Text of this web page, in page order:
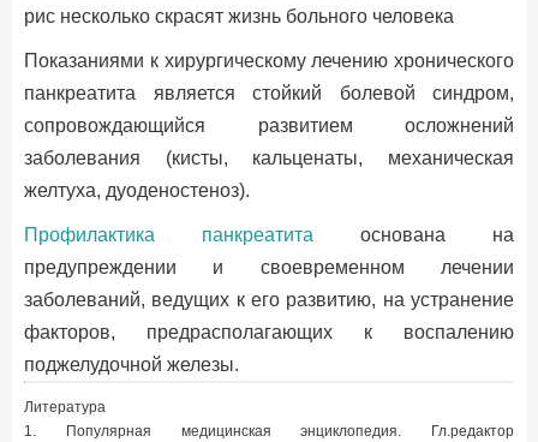
рис несколько скрасят жизнь больного человека
Показаниями к хирургическому лечению хронического
панкреатита является стойкий болевой синдром,
сопровождающийся развитием осложнений
заболевания (кисты, кальценаты, механическая
желтуха, дуоденостеноз).
Профилактика панкреатита основана на
предупреждении и своевременном лечении
заболеваний, ведущих к его развитию, на устранение
факторов, предрасполагающих к воспалению
поджелудочной железы.
Литература
1. Популярная медицинская энциклопедия. Гл.редактор